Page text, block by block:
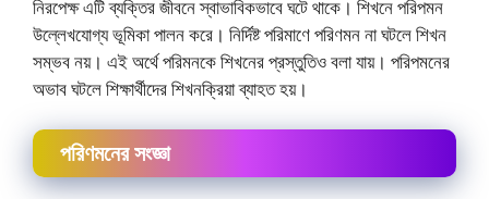
নিরপেক্ষ এটি ব্যক্তির জীবনে স্বাভাবিকভাবে ঘটে থাকে। শিখনে পরিপমন
উল্লেখযােগ্য ভূমিকা পালন করে। নির্দিষ্ট পরিমাণে পরিণমন না ঘটলে শিখন
সম্ভব নয়। এই অর্থে পরিমনকে শিখনের প্রস্তুতিও বলা যায়। পরিপমনের
অভাব ঘটলে শিক্ষার্থীদের শিখনক্রিয়া ব্যাহত হয়।
পরিণমনের সংজ্ঞা